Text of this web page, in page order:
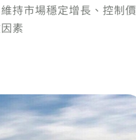
持市場穩定增長、控制價
素